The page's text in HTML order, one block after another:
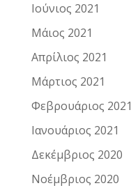
Ιούνιος 2021
Μάιος 2021
Απρίλιος 2021
Μάρτιος 2021
Φεβρουάριος 2021
Ιανουάριος 2021
Δεκέμβριος 2020
Νοέμβριος 2020